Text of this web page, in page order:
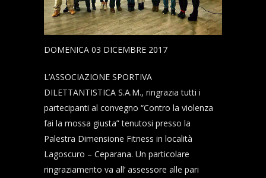
DOMENICA 03 DICEMBRE 2017
L’ASSOCIAZIONE SPORTIVA
DILETTANTISTICA S.A.M., ringrazia tutti i
partecipanti al convegno “Contro la violenza
fai la mossa giusta” tenutosi presso la
Palestra Dimensione Fitness in località
Lagoscuro – Ceparana. Un particolare
ringraziamento va all’ assessore alle pari